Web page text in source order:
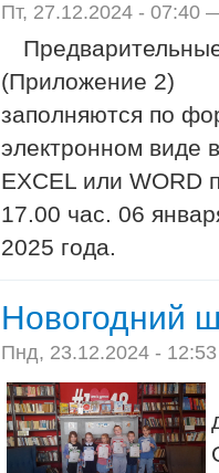
Пт, 27.12.2024 - 07:40
(Приложение 2)
заполняются по
электронном виде
EXCEL или WORD
17.00 час. 06
2025 года.
Новогодний
Пнд, 23.12.2024 -